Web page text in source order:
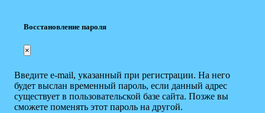
Восстановление пароля
×
Введите e-mail, указанный при регистрации. На него
будет выслан временный пароль, если данный адрес
существует в пользовательской базе сайта. Позже вы
сможете поменять этот пароль на другой.